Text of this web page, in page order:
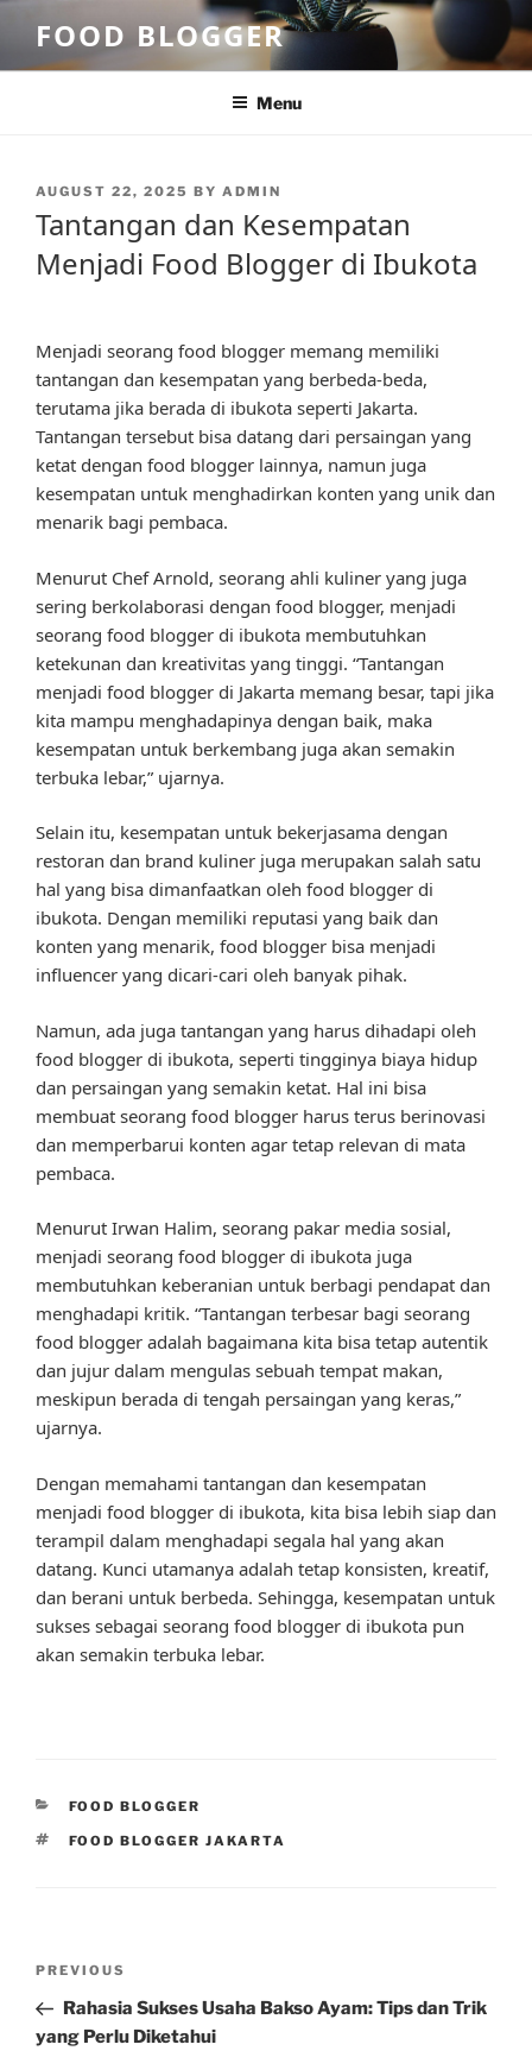
content
FOOD BLOGGER
Menu
POSTED
AUGUST 22, 2025 BY ADMIN
Tantangan dan Kesempatan
Menjadi Food Blogger di Ibukota
Menjadi seorang food blogger memang memiliki
tantangan dan kesempatan yang berbeda-beda,
terutama jika berada di ibukota seperti Jakarta.
Tantangan tersebut bisa datang dari persaingan yang
ketat dengan food blogger lainnya, namun juga
kesempatan untuk menghadirkan konten yang unik dan
menarik bagi pembaca.
Menurut Chef Arnold, seorang ahli kuliner yang juga
sering berkolaborasi dengan food blogger, menjadi
seorang food blogger di ibukota membutuhkan
ketekunan dan kreativitas yang tinggi. “Tantangan
menjadi food blogger di Jakarta memang besar, tapi jika
kita mampu menghadapinya dengan baik, maka
kesempatan untuk berkembang juga akan semakin
terbuka lebar,” ujarnya.
Selain itu, kesempatan untuk bekerjasama dengan
restoran dan brand kuliner juga merupakan salah satu
hal yang bisa dimanfaatkan oleh food blogger di
ibukota. Dengan memiliki reputasi yang baik dan
konten yang menarik, food blogger bisa menjadi
influencer yang dicari-cari oleh banyak pihak.
Namun, ada juga tantangan yang harus dihadapi oleh
food blogger di ibukota, seperti tingginya biaya hidup
dan persaingan yang semakin ketat. Hal ini bisa
membuat seorang food blogger harus terus berinovasi
dan memperbarui konten agar tetap relevan di mata
pembaca.
Menurut Irwan Halim, seorang pakar media sosial,
menjadi seorang food blogger di ibukota juga
membutuhkan keberanian untuk berbagi pendapat dan
menghadapi kritik. “Tantangan terbesar bagi seorang
food blogger adalah bagaimana kita bisa tetap autentik
dan jujur dalam mengulas sebuah tempat makan,
meskipun berada di tengah persaingan yang keras,”
ujarnya.
Dengan memahami tantangan dan kesempatan
menjadi food blogger di ibukota, kita bisa lebih siap dan
terampil dalam menghadapi segala hal yang akan
datang. Kunci utamanya adalah tetap konsisten, kreatif,
dan berani untuk berbeda. Sehingga, kesempatan untuk
sukses sebagai seorang food blogger di ibukota pun
akan semakin terbuka lebar.
CATEGORIES
FOOD BLOGGER
TAGS
FOOD BLOGGER JAKARTA
Previous
Post
PREVIOUS
Rahasia Sukses Usaha Bakso Ayam: Tips dan Trik
yang Perlu Diketahui